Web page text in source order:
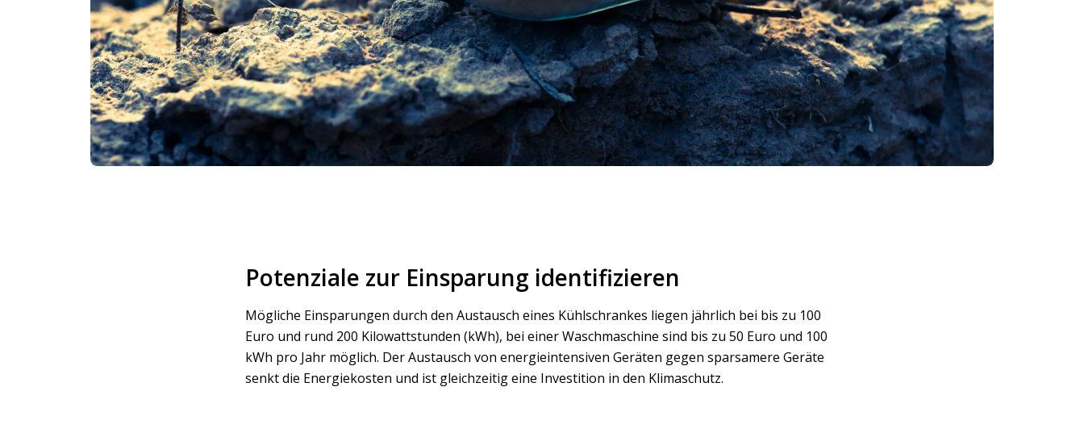
Potenziale zur Einsparung identifizieren
Mögliche Einsparungen durch den Austausch eines Kühlschrankes liegen jährlich bei bis zu 100
Euro und rund 200 Kilowattstunden (kWh), bei einer Waschmaschine sind bis zu 50 Euro und 100
kWh pro Jahr möglich. Der Austausch von energieintensiven Geräten gegen sparsamere Geräte
senkt die Energiekosten und ist gleichzeitig eine Investition in den Klimaschutz.